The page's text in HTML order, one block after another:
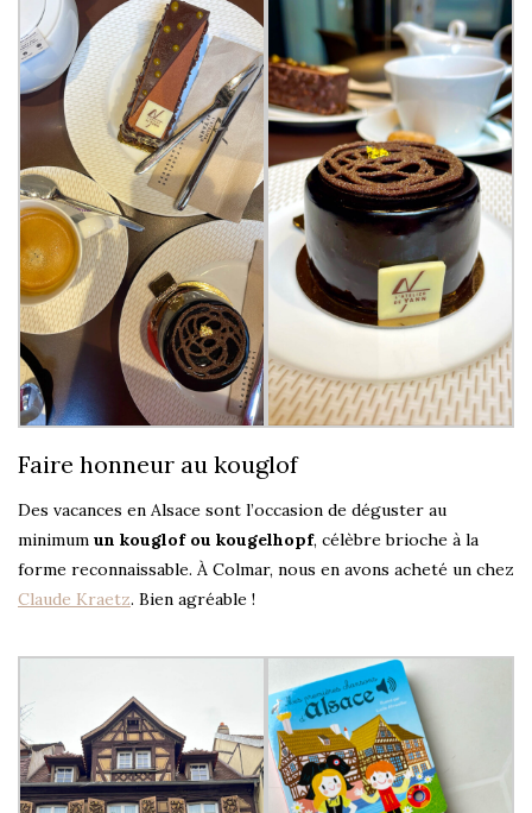
Faire honneur au kouglof
Des vacances en Alsace sont l’occasion de déguster au
minimum un kouglof ou kougelhopf, célèbre brioche à la
forme reconnaissable. À Colmar, nous en avons acheté un chez
Claude Kraetz. Bien agréable !